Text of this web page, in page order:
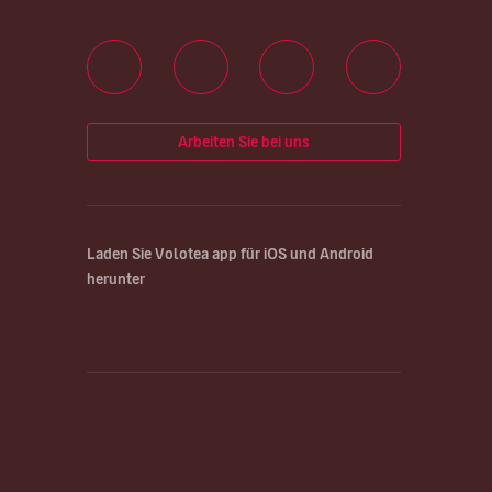
Arbeiten Sie bei uns
Laden Sie Volotea app für iOS und Android
herunter